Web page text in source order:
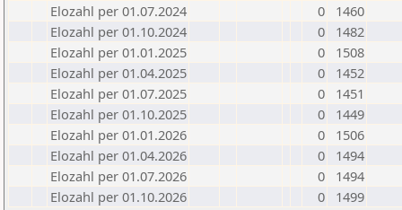
Elozahl per 01.07.2024
0
1460
Elozahl per 01.10.2024
0
1482
Elozahl per 01.01.2025
0
1508
Elozahl per 01.04.2025
0
1452
Elozahl per 01.07.2025
0
1451
Elozahl per 01.10.2025
0
1449
Elozahl per 01.01.2026
0
1506
Elozahl per 01.04.2026
0
1494
Elozahl per 01.07.2026
0
1494
Elozahl per 01.10.2026
0 1499